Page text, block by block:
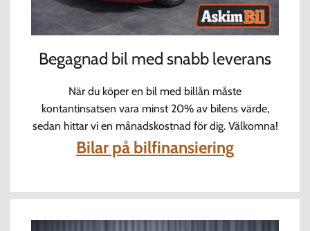
Begagnad bil med snabb leverans
När du köper en bil med billån måste
kontantinsatsen vara minst 20% av bilens värde,
sedan hittar vi en månadskostnad för dig. Välkomna!
Bilar på bilfinansiering